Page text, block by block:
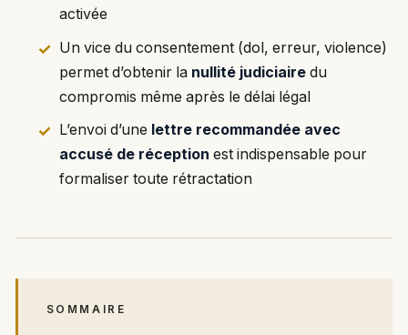
activée
Un vice du consentement (dol, erreur, violence)
permet d’obtenir la nullité judiciairedu
compromis même après le délai légal
L’envoi d’une lettre recommandée avec
accusé de réception est indispensable pour
formaliser toute rétractation
SOMMAIRE